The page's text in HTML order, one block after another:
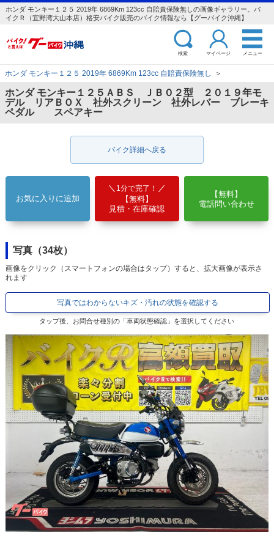
ホンダ モンキー１２５ 2019年 6869Km 123cc 自賠責保険無しの画像ギャラリー。バ
イクＲ（宜野湾大山本店）格安バイク販売のバイク情報なら【グーバイク沖縄】
検索 マイページ メニュー
ホンダ モンキー１２５ 2019年 6869Km 123cc 自賠責保険無し ＞
ホンダ モンキー１２５ＡＢＳ ＪＢ０２型 ２０１９年モ
デル リアＢＯＸ 社外スクリーン 社外レバー ブレーキ
ペダル スペアキー
バイク詳細へ戻る
お気に入りに追加
1分で完了！
【無料】
見積・在庫確認
【無料】
電話問い合わせ
写真（34枚）
画像をクリック（スマートフォンの場合はタップ）すると、拡大画像が表示さ
れます
写真ではわからないキズ・汚れの状態を確認する
タップ後、お問合せ種別の「車両状態確認」を選択してください